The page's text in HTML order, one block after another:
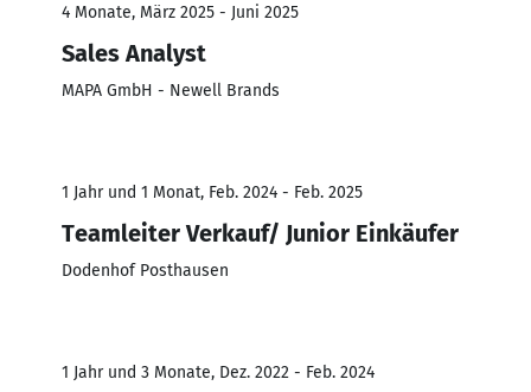
4 Monate, März 2025 - Juni 2025
Sales Analyst
MAPA GmbH - Newell Brands
1 Jahr und 1 Monat, Feb. 2024 - Feb. 2025
Teamleiter Verkauf/ Junior Einkäufer
Dodenhof Posthausen
1 Jahr und 3 Monate, Dez. 2022 - Feb. 2024